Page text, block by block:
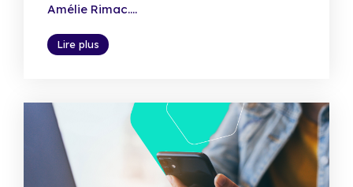
Amélie Rimac....
Lire plus